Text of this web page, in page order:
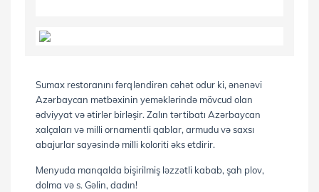
Sumax restoranını fərqləndirən cəhət odur ki, ənənəvi
Azərbaycan mətbəxinin yeməklərində mövcud olan
ədviyyat və ətirlər birləşir. Zalın tərtibatı Azərbaycan
xalçaları və milli ornamentli qablar, armudu və saxsı
abajurlar sayəsində milli koloriti əks etdirir.
Menyuda manqalda bişirilmiş ləzzətli kabab, şah plov,
dolma və s. Gəlin, dadın!